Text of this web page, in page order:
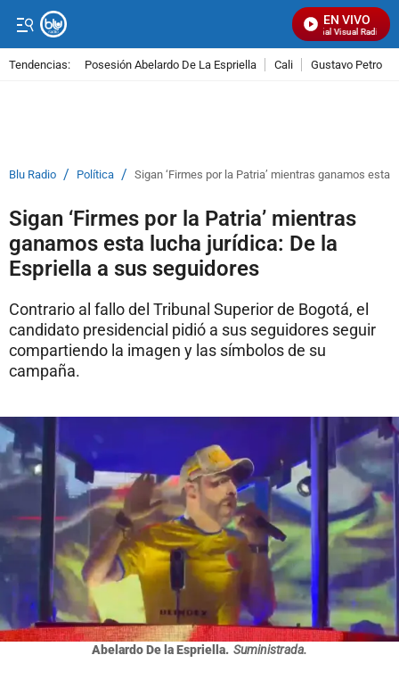
EN VIVO
Señal Visual Radio
Tendencias: Posesión Abelardo De La Espriella Cali Gustavo Petro
Blu Radio / Política / Sigan ‘Firmes por la Patria’ mientras ganamos
Sigan ‘Firmes por la Patria’ mientras
ganamos esta lucha jurídica: De la
Espriella a sus seguidores
Contrario al fallo del Tribunal Superior de Bogotá, el
candidato presidencial pidió a sus seguidores seguir
compartiendo la imagen y las símbolos de su
campaña.
Abelardo De la Espriella. Suministrada.